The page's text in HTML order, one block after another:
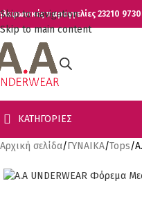
Skip to navigation
Skip to main content
παραγγελίες 23210
ΚΑΤΗΓΟΡΊΕΣ
Αρχική σελίδα ΓΥΝΑΙΚΑ Tops